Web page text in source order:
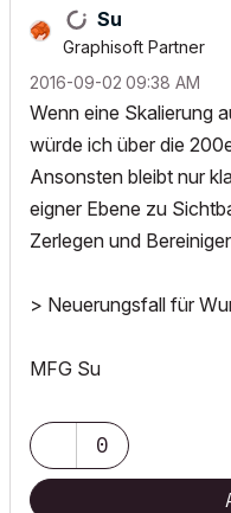
Su
Graphisoft Partner
‎2016-09-02 09:38 AM
Wenn eine Skalierung
würde ich über die
Ansonsten bleibt nur
eigner Ebene zu
Zerlegen und
> Neuerungsfall für
MFG Su
0